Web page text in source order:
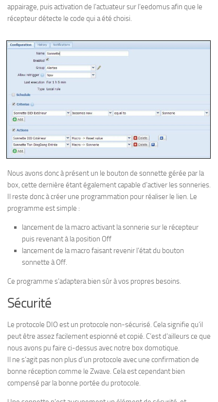
appairage, puis activation de l’actuateur sur l’eedomus afin que le
récepteur détecte le code qui a été choisi.
Nous avons donc à présent un le bouton de sonnette gérée par la
box, cette dernière étant également capable d’activer les sonneries.
Il reste donc à créer une programmation pour réaliser le lien. Le
programme est simple :
lancement de la macro activant la sonnerie sur le récepteur
puis revenant à la position Off
lancement de la macro faisant revenir l’état du bouton
sonnette à Off.
Ce programme s’adaptera bien sûr à vos propres besoins.
Sécurité
Le protocole DIO est un protocole non-sécurisé. Cela signifie qu’il
peut être assez facilement espionné et copié. C’est d’ailleurs ce que
nous avons pu faire ci-dessus avec notre box domotique.
Il ne s’agit pas non plus d’un protocole avec une confirmation de
bonne réception comme le Zwave. Cela est cependant bien
compensé par la bonne portée du protocole.